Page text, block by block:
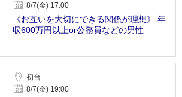
8/7(金) 17:00
《お互いを大切にできる関係が理想》 年
収600万円以上or公務員などの男性
初台
8/7(金) 19:00